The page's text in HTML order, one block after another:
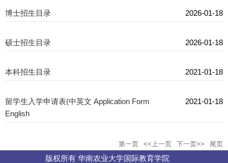
博士招生目录 2026-01-18
硕士招生目录 2026-01-18
本科招生目录 2021-01-18
留学生入学申请表(中英文 Application Form
English
2021-01-18
第一页 <<上一页 下一页>> 尾页
版权所有 华南农业大学国际教育学院